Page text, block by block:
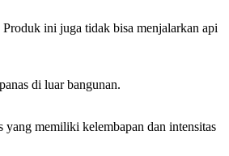
ini juga tidak bisa menjalarkan api
di luar bangunan.
memiliki kelembapan dan intensitas